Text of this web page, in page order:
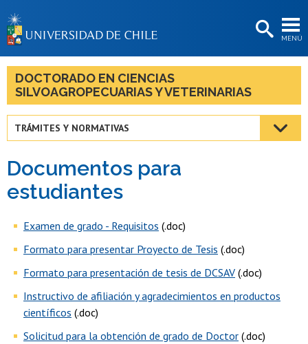
MENÚ
BIBLIOTECAS
LA UNIVERSIDAD
Postulantes
Funcionarias/os
DOCTORADO EN CIENCIAS
SILVOAGROPECUARIAS Y VETERINARIAS
TRÁMITES Y NORMATIVAS
Documentos para
estudiantes
Examen de grado - Requisitos (.doc)
Formato para presentar Proyecto de Tesis (.doc)
Formato para presentación de tesis de DCSAV (.doc)
Instructivo de afiliación y agradecimientos en productos
científicos (.doc)
Solicitud para la obtención de grado de Doctor (.doc)